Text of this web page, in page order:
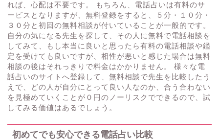
れば、心配は不要です。 もちろん、電話占いは有料のサ
ービスとなりますが、無料登録をすると、５分・１０分・
３０分と初回の無料相談が付いていることが一般的です。
自分の気になる先生を探して、その人に無料で電話相談を
してみて、もし本当に良いと思ったら有料の電話相談や鑑
定を受けても良いですが、相性が悪いと感じた場合は無料
相談の後はそれっきりで料金はかかりません。 様々な電
話占いのサイトへ登録して、無料相談で先生を比較したう
えで、どの人が自分にとって良い人なのか、合う合わない
を見極めていくことが０円のノーリスクでできるので、試
してみる価値はあるでしょう。
初めてでも安心できる電話占い比較